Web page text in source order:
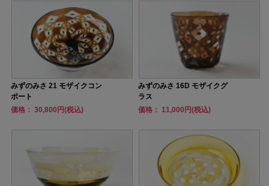
みずのみさ 21 モザイクコン
ポート
価格： 30,800円(税込)
みずのみさ 16D モザイクグ
ラス
価格： 11,000円(税込)